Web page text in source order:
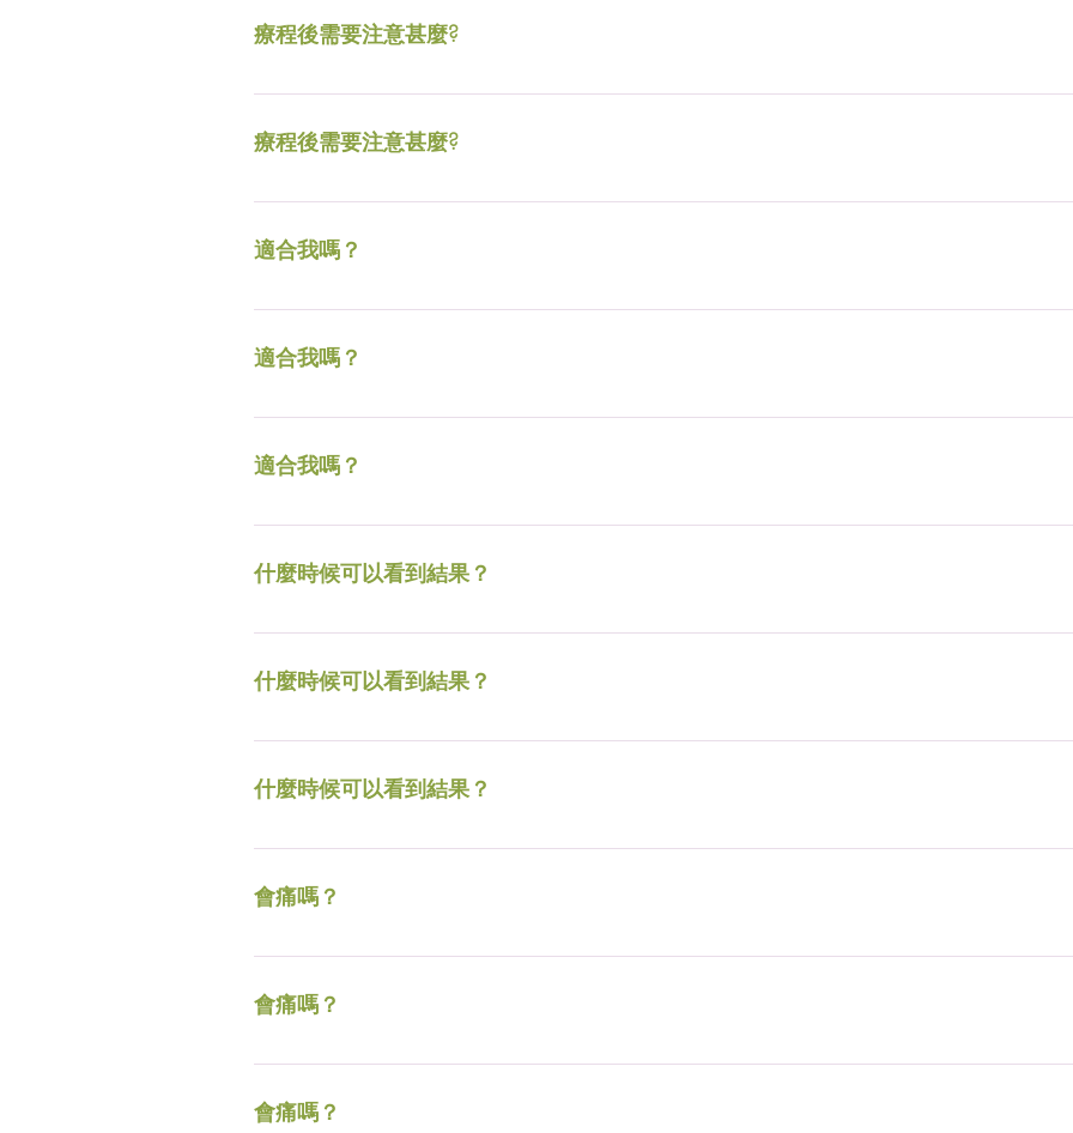
療程後需要注意甚麼?
淺層治療後2天內，切勿用力摩擦患處皮膚。深層治療則需要按照專業註冊西醫的指示護理患處
療程後需要注意甚麼?
淺層治療後2天內，切勿用力摩擦患處皮膚。深層治療則需要按照專業註冊西醫的指示護理患處
適合我嗎？
對於大多數皮膚類型而言，治療是一種安全有效的解決方案。
適合我嗎？
對於大多數皮膚類型而言，治療是一種安全有效的解決方案。
適合我嗎？
對於大多數皮膚類型而言，治療是一種安全有效的解決方案。
什麼時候可以看到結果？
典型的治療方案是3種治療，相隔4-6週。所需的療程總數取決於您的皮膚狀況。
什麼時候可以看到結果？
典型的治療方案是3種治療，相隔4-6週。所需的療程總數取決於您的皮膚狀況。
什麼時候可以看到結果？
典型的治療方案是3種治療，相隔4-6週。所需的療程總數取決於您的皮膚狀況。
會痛嗎？
在治療期間，隨著能量進入皮膚，許多患者會感到溫暖，多刺的感覺。治療後，粉紅色或紅色的
會痛嗎？
在治療期間，隨著能量進入皮膚，許多患者會感到溫暖，多刺的感覺。治療後，粉紅色或紅色的
會痛嗎？